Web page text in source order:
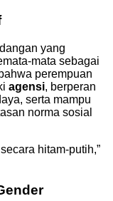
yang
mata sebagai
perempuan
agensi, berperan
serta mampu
norma sosial
hitam-putih,”